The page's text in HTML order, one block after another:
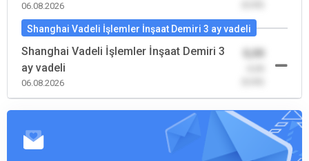
06.08.2026
Shanghai Vadeli İşlemler İnşaat Demiri 3 ay vadeli
Shanghai Vadeli İşlemler İnşaat Demiri 3
ay vadeli
06.08.2026
0,00